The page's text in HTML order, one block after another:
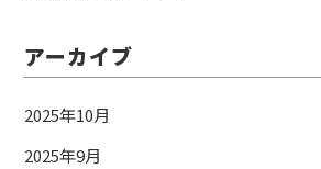
アーカイブ
2025年10月
2025年9月